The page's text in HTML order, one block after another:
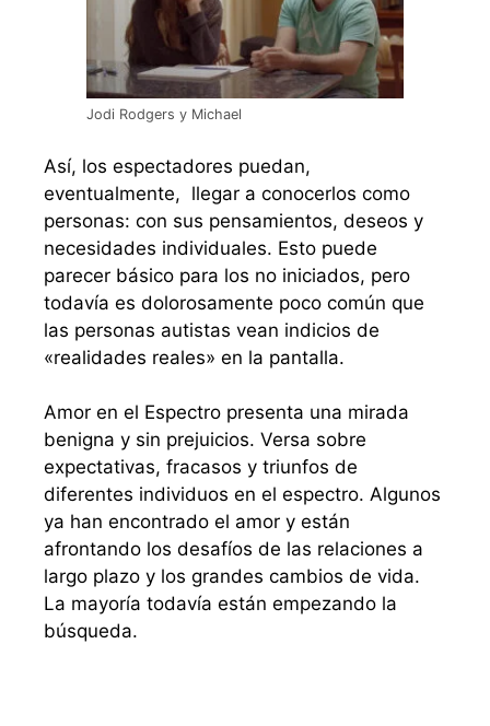
Jodi Rodgers y Michael
Así, los espectadores puedan,
eventualmente, llegar a conocerlos como
personas: con sus pensamientos, deseos y
necesidades individuales. Esto puede
parecer básico para los no iniciados, pero
todavía es dolorosamente poco común que
las personas autistas vean indicios de
«realidades reales» en la pantalla.
Amor en el Espectro presenta una mirada
benigna y sin prejuicios. Versa sobre
expectativas, fracasos y triunfos de
diferentes individuos en el espectro. Algunos
ya han encontrado el amor y están
afrontando los desafíos de las relaciones a
largo plazo y los grandes cambios de vida.
La mayoría todavía están empezando la
búsqueda.